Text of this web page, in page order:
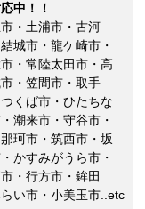
中！！
・土浦市・古河
城市・龍ケ崎市・
・常陸太田市・高
・笠間市・取手
くば市・ひたちな
潮来市・守谷市・
珂市・筑西市・坂
かすみがうら市・
・行方市・鉾田
い市・小美玉市..etc